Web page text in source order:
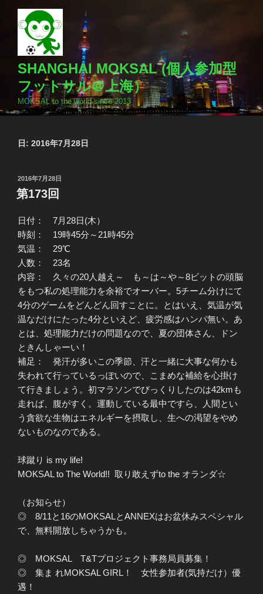
ッ
SHANGHAI MOKSAL (個人参加型
フットサル＠上海）
MOKSAL to the world since 2013
日: 2016年7月28日
投
稿
日:
2016年7月28日
第173回
日付： 7月28日(木）
時刻： 19時45分～21時45分
気温： 29℃
人数： 23名
内容： 久々の20人越え～ も～は～や～8ビットの頭脳
をもつ私の処理能力を余裕でオーバー。5チーム分けにて
4分のゲームをどんどん回すことに。とはいえ、気温が気
温なだけにたった4分といえど、疲労感はハンパ無い。あ
とは、処理能力だけの問題なので、夏の団体さん、ドン
ときんしゃーい！
補足： 発汗が多いこの季節、汗と一緒に大事な何かも
失われて行っているっぽいので、こまめな補給を心掛け
て行きましょう。初マラソンでびっくりしたのは42kmも
走れば、腹がすく。運動している最中ですら、人間とい
う貪欲な生物はエネルギーを摂取し、生への渇望をやめ
ないものなのである。
球蹴り is my life!
MOKSAL to The World!! 取り敢えずto the オランダ☆
（お知らせ）
◎ 8/11と16のMOKSALとANNEXはお盆休みスペシャル
で、無料開放しちゃうかも。
◎ MOKSAL T&Tプロジェクト事務局員募集！
◎ 集ま れMOKSAL GIRL！ 女性参加者(気持だけ）優
遇！